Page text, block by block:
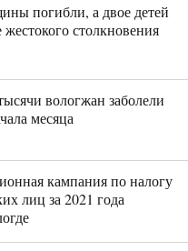
погибли, а двое детей
жестокого столкновения
вологжан заболели
месяца
кампания по налогу
лиц за 2021 года